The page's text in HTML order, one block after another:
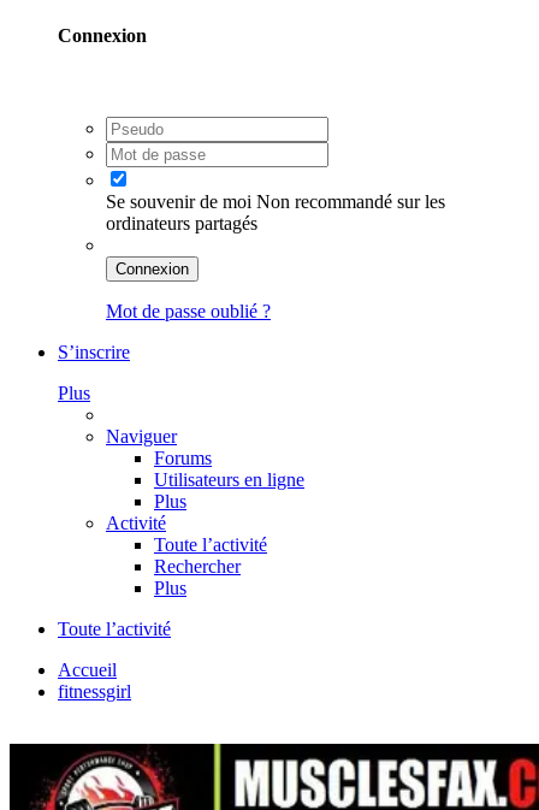
Connexion
Se souvenir de moi Non recommandé sur les
ordinateurs partagés
Connexion
Mot de passe oublié ?
S’inscrire
Plus
Naviguer
Forums
Utilisateurs en ligne
Plus
Activité
Toute l’activité
Rechercher
Plus
Toute l’activité
Accueil
fitnessgirl